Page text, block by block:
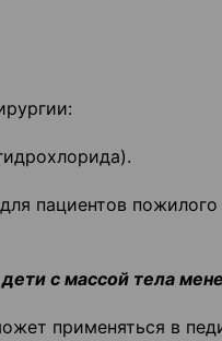
пациентов пожилого
с массой тела
применяться в